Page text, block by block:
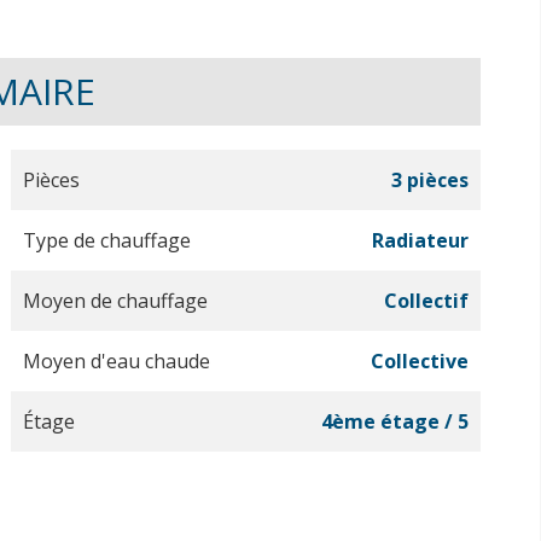
Pièces 3 pièces
Type de chauffage Radiateur
Moyen de chauffage Collectif
Moyen d'eau chaude Collective
Étage 4ème étage / 5